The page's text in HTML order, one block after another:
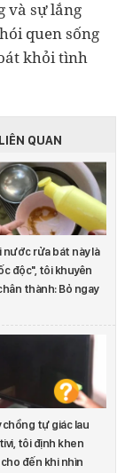
và sự lắng
quen sống
khỏi tình
QUAN
nước rửa bát này là
độc", tôi khuyên
thành: Bỏ ngay
chồng tự giác lau
tôi định khen
đến khi nhìn